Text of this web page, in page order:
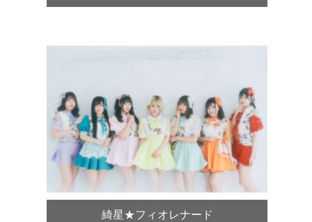
綺星★フィオレナード